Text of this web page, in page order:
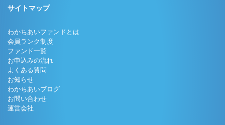
サイトマップ
わかちあいファンドとは
会員ランク制度
ファンド一覧
お申込みの流れ
よくある質問
お知らせ
わかちあいブログ
お問い合わせ
運営会社